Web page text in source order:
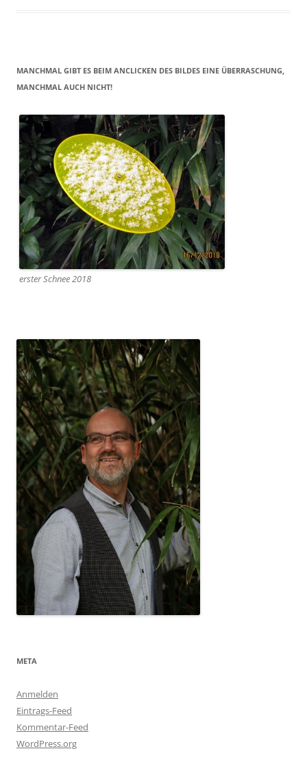
MANCHMAL GIBT ES BEIM ANCLICKEN DES BILDES EINE ÜBERRASCHUNG,
MANCHMAL AUCH NICHT!
erster Schnee 2018
META
Anmelden
Eintrags-Feed
Kommentar-Feed
WordPress.org